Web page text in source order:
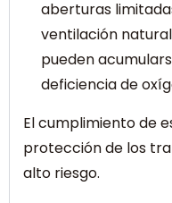
aberturas
ventilación
pueden
deficiencia de
El cumplimiento de
protección de los
alto riesgo.